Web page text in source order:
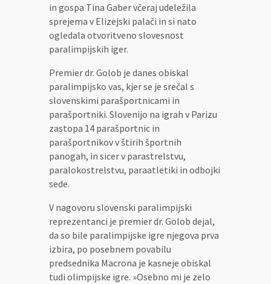
in gospa Tina Gaber včeraj udeležila
sprejema v Elizejski palači in si nato
ogledala otvoritveno slovesnost
paralimpijskih iger.
Premier dr. Golob je danes obiskal
paralimpijsko vas, kjer se je srečal s
slovenskimi parašportnicami in
parašportniki. Slovenijo na igrah v Parizu
zastopa 14 parašportnic in
parašportnikov v štirih športnih
panogah, in sicer v parastrelstvu,
paralokostrelstvu, paraatletiki in odbojki
sede.
V nagovoru slovenski paralimpijski
reprezentanci je premier dr. Golob dejal,
da so bile paralimpijske igre njegova prva
izbira, po posebnem povabilu
predsednika Macrona je kasneje obiskal
tudi olimpijske igre. »Osebno mi je zelo